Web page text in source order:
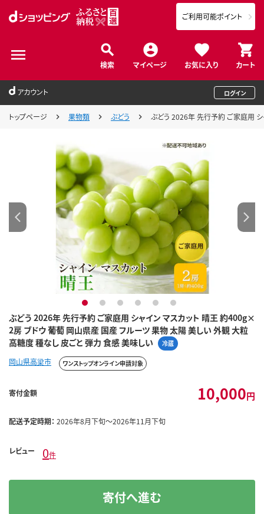
検索 マイページ お気に入り カート
ご利用可能ポイント
アカウント ログイン
トップページ 果物類 ぶどう ぶどう 2026年 先行予約 ご家庭用
ぶどう 2026年 先行予約 ご家庭用 シャイン マスカット 晴王 約400g×
2房 ブドウ 葡萄 岡山県産 国産 フルーツ 果物 太陽 美しい 外観 大粒
高糖度 種なし 皮ごと 弾力 食感 美味しい
冷蔵
1 2 3 4 5 6
岡山県高梁市 ワンストップオンライン申請対象
寄付金額 10,000円
配送予定時期： 2026年8月下旬～2026年11月下旬
レビュー 0件
寄付へ進む